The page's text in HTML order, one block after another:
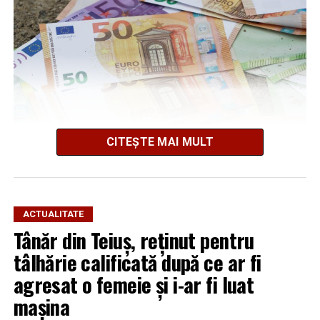
Cum s-a produs spargerea
Potrivit informațiilor din dosar și declarațiilor
persoanelor vătămate, în noaptea de 3 spre 4 iulie 2026,
locuința familiei Șerban-Rezmiveș din Teiuș a fost spartă
în timp ce proprietarii se aflau în municipiul Alba Iulia.
CITEȘTE MAI MULT
ACTUALITATE
Tânăr din Teiuș, reținut pentru
tâlhărie calificată după ce ar fi
agresat o femeie și i-ar fi luat
mașina